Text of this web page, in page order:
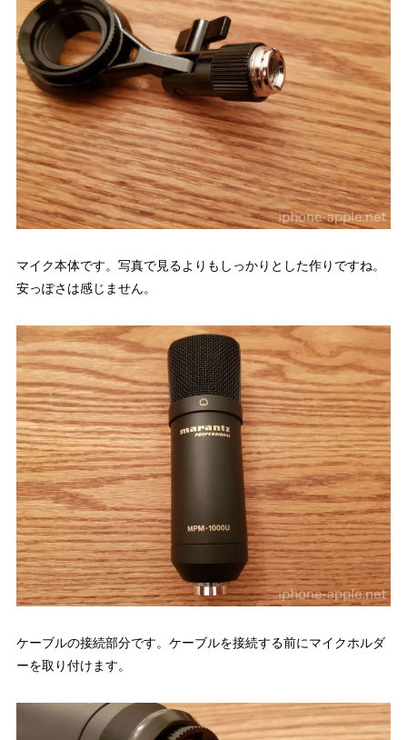
マイク本体です。写真で見るよりもしっかりとした作りですね。
安っぽさは感じません。
ケーブルの接続部分です。ケーブルを接続する前にマイクホルダ
ーを取り付けます。